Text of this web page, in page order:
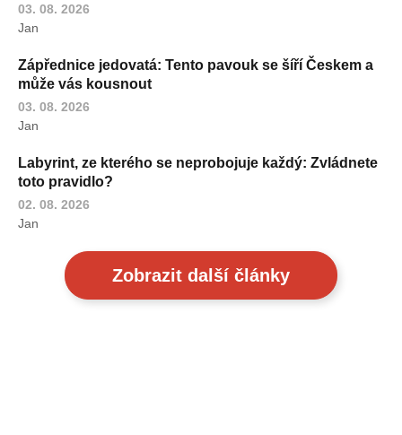
03. 08. 2026
Jan
Zápřednice jedovatá: Tento pavouk se šíří Českem a
může vás kousnout
03. 08. 2026
Jan
Labyrint, ze kterého se neprobojuje každý: Zvládnete
toto pravidlo?
02. 08. 2026
Jan
Zobrazit další články